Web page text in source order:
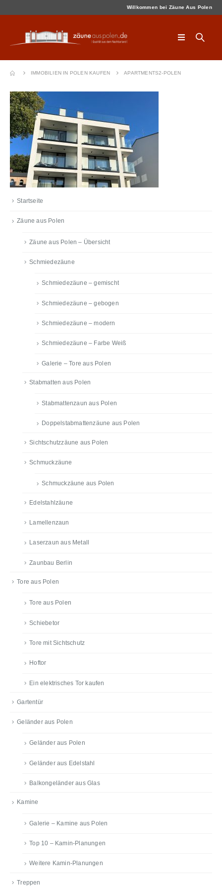
Willkommen bei Zäune Aus Polen
IMMOBILIEN IN POLEN KAUFEN APARTMENTS2-POLEN
Startseite
Zäune aus Polen
Zäune aus Polen – Übersicht
Schmiedezäune
Schmiedezäune – gemischt
Schmiedezäune – gebogen
Schmiedezäune – modern
Schmiedezäune – Farbe Weiß
Galerie – Tore aus Polen
Stabmatten aus Polen
Stabmattenzaun aus Polen
Doppelstabmattenzäune aus Polen
Sichtschutzzäune aus Polen
Schmuckzäune
Schmuckzäune aus Polen
Edelstahlzäune
Lamellenzaun
Laserzaun aus Metall
Zaunbau Berlin
Tore aus Polen
Tore aus Polen
Schiebetor
Tore mit Sichtschutz
Hoftor
Ein elektrisches Tor kaufen
Gartentür
Geländer aus Polen
Geländer aus Polen
Geländer aus Edelstahl
Balkongeländer aus Glas
Kamine
Galerie – Kamine aus Polen
Top 10 – Kamin-Planungen
Weitere Kamin-Planungen
Treppen